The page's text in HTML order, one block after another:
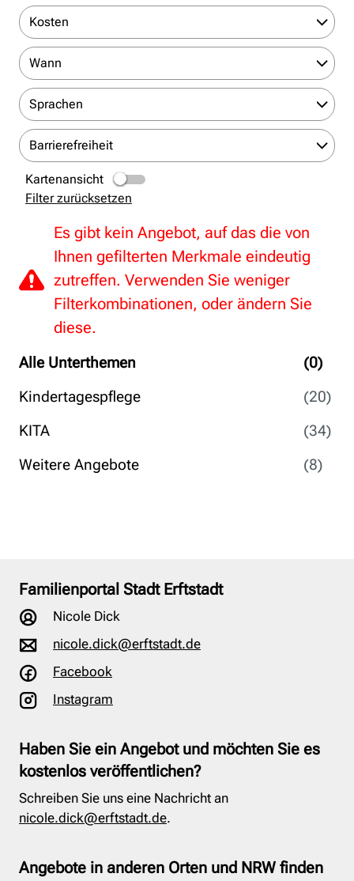
Alle Unterthemen
(0)
Kindertagespflege
(20)
KITA
(34)
Weitere Angebote
(8)
Kosten
Wann
Sprachen
Barrierefreiheit
Kartenansicht
Filter zurücksetzen
Es gibt kein Angebot, auf das die von
Ihnen gefilterten Merkmale eindeutig
zutreffen. Verwenden Sie weniger
Filterkombinationen, oder ändern Sie
diese.
Familienportal Stadt Erftstadt
Nicole Dick
nicole.dick@erftstadt.de
Facebook
Instagram
Haben Sie ein Angebot und möchten Sie es
kostenlos veröffentlichen?
Schreiben Sie uns eine Nachricht an
nicole.dick@erftstadt.de.
Angebote in anderen Orten und NRW finden